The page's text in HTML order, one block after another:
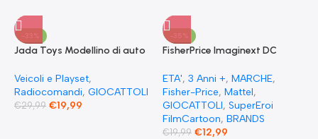
-33%
Jada Toys Modellino di auto
Comandata RC 1970
Dominique Toretto Dodge
Charger 1:55
Veicoli e Playset,
Radiocomandi, GIOCATTOLI
€29,99 €19,99
-35%
FisherPrice Imaginext DC
Toy Figura snodata 25 cm
ETA', 3 Anni +, MARCHE,
Fisher-Price, Mattel,
GIOCATTOLI, SuperEroi
FilmCartoon, BRANDS
€19,99 €12,99